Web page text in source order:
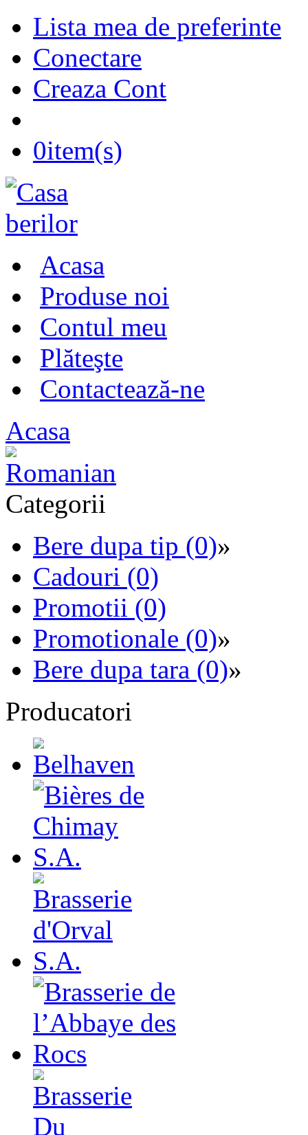
Lista mea de preferinte
Conectare
Creaza Cont
0item(s)
Acasa
Produse noi
Contul meu
Plăteşte
Contactează-ne
Acasa
Categorii
Bere dupa tip (0)»
Cadouri (0)
Promotii (0)
Promotionale (0)»
Bere dupa tara (0)»
Producatori